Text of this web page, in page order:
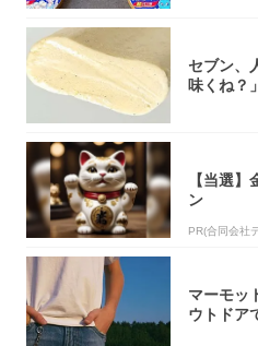
セブン、
味くね？
【当選
ン
PR(合同会社
マーモッ
ウトドア